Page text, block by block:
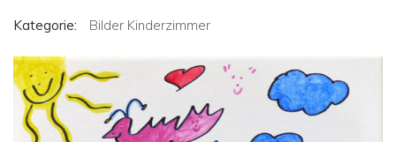
Kategorie: Bilder Kinderzimmer